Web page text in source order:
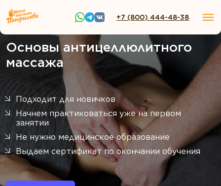
+7 (800) 444-48-38
Основы антицеллюлитного
массажа
Подходит для новичков
Начнем практиковаться уже на первом
занятии
Не нужно медицинское образование
Выдаем сертификат по окончании обучения